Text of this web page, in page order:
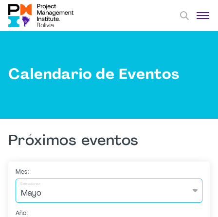
Calendario de Eventos
Próximos eventos
Mes:
Seleccionar
Año: